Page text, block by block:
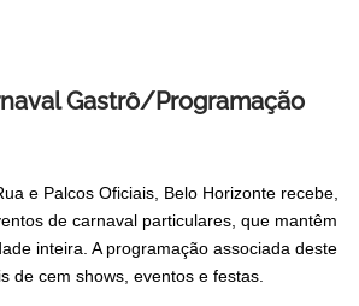
Gastrô/Programação
e Palcos Oficiais, Belo Horizonte recebe,
de carnaval particulares, que mantêm
inteira. A programação associada deste
de cem shows, eventos e festas.